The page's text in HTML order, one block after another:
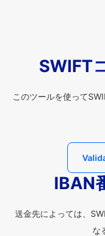
SWIFT
このツールを使って
IBAN
送金先によっては、
な